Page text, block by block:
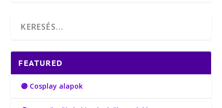
FEATURED
🟣 Cosplay alapok